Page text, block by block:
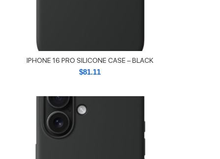
IPHONE 16 PRO SILICONE CASE – BLACK
$81.11